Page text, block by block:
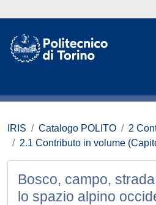
IRIS Catalogo POLITO
2
2.1 Contributo in volume
Bosco, campo,
lo spazio alpino